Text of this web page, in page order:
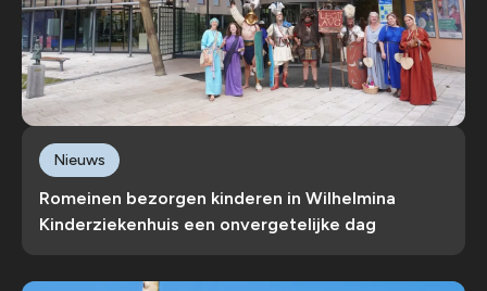
Romeinen bezorgen kinderen in Wilhelmina
Kinderziekenhuis een onvergetelijke dag
Nieuws